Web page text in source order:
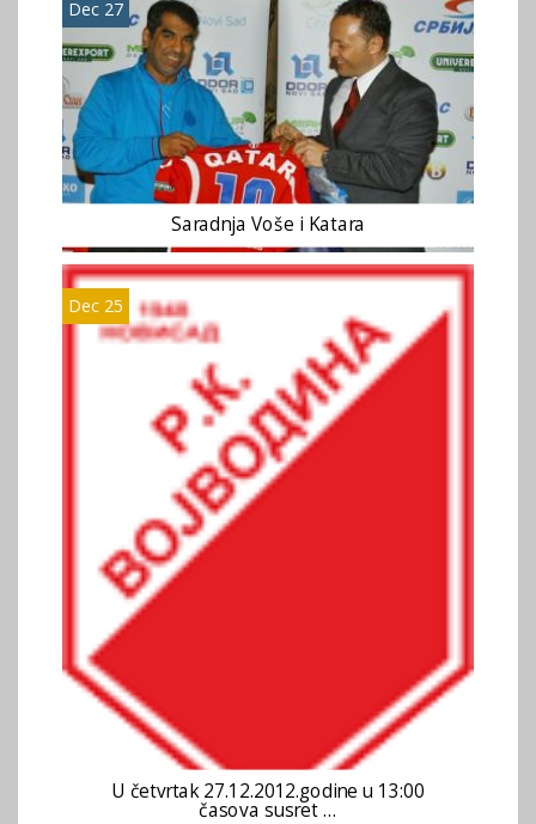
Dec 27
Sаrаdnjа Voše i Kаtаrа
Dec 25
U četvrtak 27.12.2012.godine u 13:00
časova susret …